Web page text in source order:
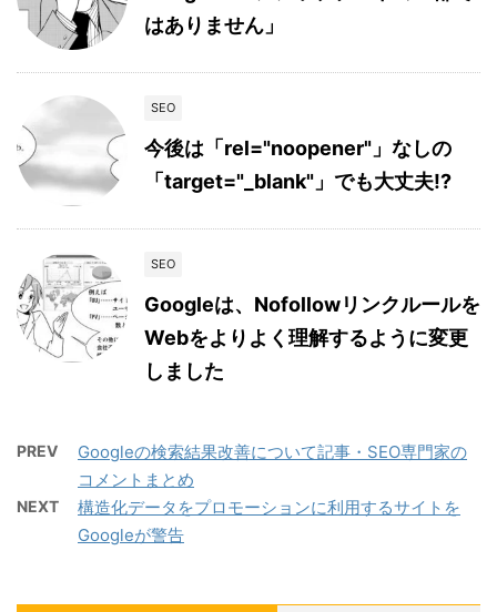
はありません」
SEO
今後は「rel="noopener"」なしの
「target="_blank"」でも大丈夫!?
SEO
Googleは、Nofollowリンクルールを
Webをよりよく理解するように変更
しました
PREV
Googleの検索結果改善について記事・SEO専門家の
コメントまとめ
NEXT
構造化データをプロモーションに利用するサイトを
Googleが警告